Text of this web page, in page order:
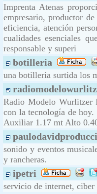
Imprenta Atenas
empresario, productor
eficiencia, atención
cualidades esenciales
responsable y superi
botilleria
una botilleria surtida los
Radio Modelo Wurlitzer
con la tecnología de
Auxiliar 1.17 mt Alto
sonido y eventos
y rancheras.
ipetri
servicio de internet, ciber